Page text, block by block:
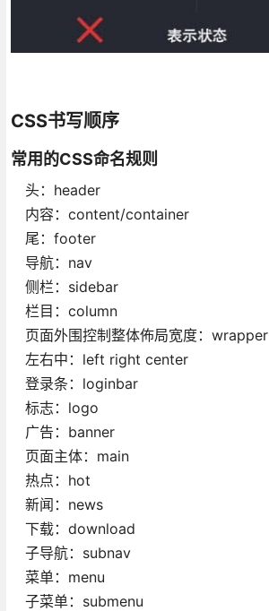
CSS书写顺序
常用的CSS命名规则
头：header
内容：content/container
尾：footer
导航：nav
侧栏：sidebar
栏目：column
页面外围控制整体佈局宽度：wrapper
左右中：left right center
登录条：loginbar
标志：logo
广告：banner
页面主体：main
热点：hot
新闻：news
下载：download
子导航：subnav
菜单：menu
子菜单：submenu